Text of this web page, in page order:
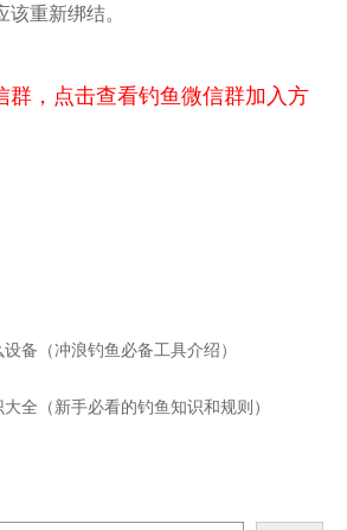
重新绑结。
群，点击查看钓鱼微信群加入方
备（冲浪钓鱼必备工具介绍）
全（新手必看的钓鱼知识和规则）